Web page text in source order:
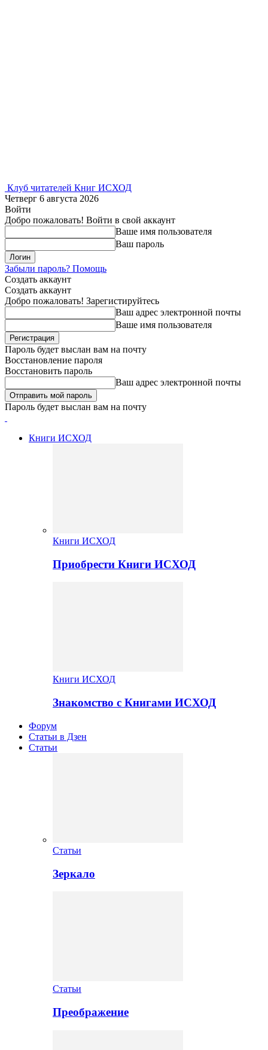
Клуб читателей Книг ИСХОД
Четверг 6 августа 2026
Войти
Добро пожаловать! Войти в свой аккаунт
Ваше имя пользователя
Ваш пароль
Забыли пароль? Помощь
Создать аккаунт
Создать аккаунт
Добро пожаловать! Зарегистируйтесь
Ваш адрес электронной почты
Ваше имя пользователя
Пароль будет выслан вам на почту
Восстановление пароля
Восстановить пароль
Ваш адрес электронной почты
Пароль будет выслан вам на почту
Книги ИСХОД
Книги ИСХОД
Приобрести Книги ИСХОД
Книги ИСХОД
Знакомство с Книгами ИСХОД
Форум
Статьи в Дзен
Статьи
Статьи
Зеркало
Статьи
Преображение